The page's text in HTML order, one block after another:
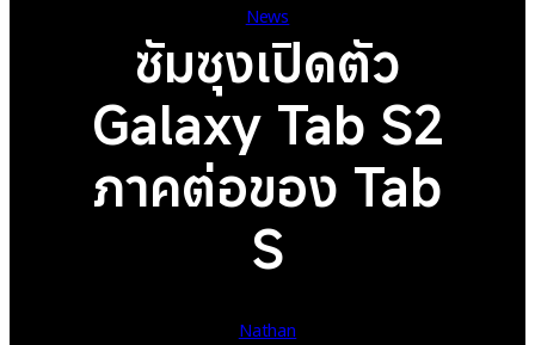
News
ซัมซุงเปิดตัว
Galaxy Tab S2
ภาคต่อของ Tab
S
Nathan